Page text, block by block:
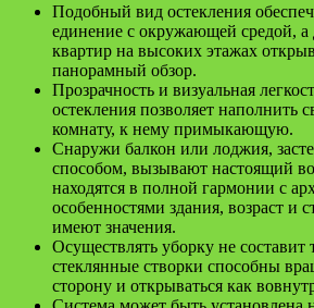
Подобный вид остекления
единение с окружающей средой, а
квартир на высоких этажах
панорамный обзор.
Прозрачность и визуальная
остекления позволяет наполнить
комнату, к нему примыкающую.
Снаружи балкон или лоджия,
способом, вызывают настоящий
находятся в полной гармонии с
особенностями здания, возраст и
имеют значения.
Осуществлять уборку не составит
стеклянные створки способны
сторону и открываться как